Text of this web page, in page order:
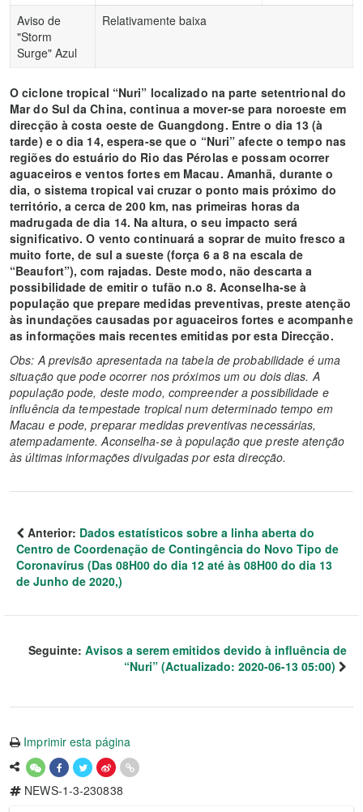
Aviso de
"Storm
Surge" Azul
Relativamente baixa
O ciclone tropical “Nuri” localizado na parte setentrional do
Mar do Sul da China, continua a mover-se para noroeste em
direcção à costa oeste de Guangdong. Entre o dia 13 (à
tarde) e o dia 14, espera-se que o “Nuri” afecte o tempo nas
regiões do estuário do Rio das Pérolas e possam ocorrer
aguaceiros e ventos fortes em Macau. Amanhã, durante o
dia, o sistema tropical vai cruzar o ponto mais próximo do
território, a cerca de 200 km, nas primeiras horas da
madrugada de dia 14. Na altura, o seu impacto será
significativo. O vento continuará a soprar de muito fresco a
muito forte, de sul a sueste (força 6 a 8 na escala de
“Beaufort”), com rajadas. Deste modo, não descarta a
possibilidade de emitir o tufão n.o 8. Aconselha-se à
população que prepare medidas preventivas, preste atenção
às inundações causadas por aguaceiros fortes e acompanhe
as informações mais recentes emitidas por esta Direcção.
Obs: A previsão apresentada na tabela de probabilidade é uma
situação que pode ocorrer nos próximos um ou dois dias. A
população pode, deste modo, compreender a possibilidade e
influência da tempestade tropical num determinado tempo em
Macau e pode, preparar medidas preventivas necessárias,
atempadamente. Aconselha-se à população que preste atenção
às últimas informações divulgadas por esta direcção.
Anterior: Dados estatísticos sobre a linha aberta do
Centro de Coordenação de Contingência do Novo Tipo de
Coronavírus (Das 08H00 do dia 12 até às 08H00 do dia 13
de Junho de 2020,)
Seguinte: Avisos a serem emitidos devido à influência de
“Nuri” (Actualizado: 2020-06-13 05:00)
Imprimir esta página
NEWS-1-3-230838